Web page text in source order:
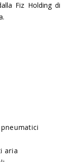
Fiz Holding di
aria